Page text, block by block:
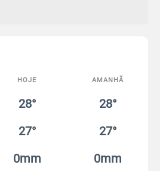
HOJE AMANHÃ
28° 28°
27° 27°
0mm 0mm